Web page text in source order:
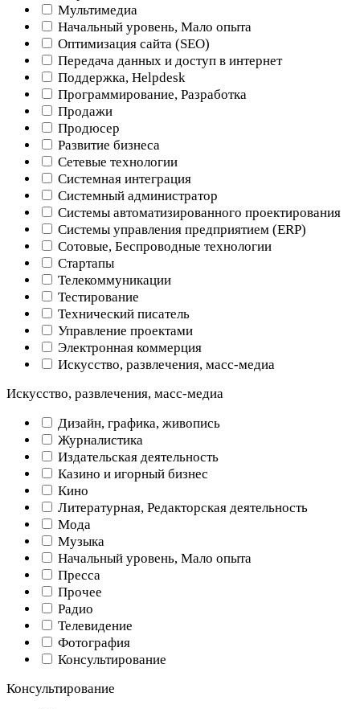
Мультимедиа
Начальный уровень, Мало опыта
Оптимизация сайта (SEO)
Передача данных и доступ в интернет
Поддержка, Helpdesk
Программирование, Разработка
Продажи
Продюсер
Развитие бизнеса
Сетевые технологии
Системная интеграция
Системный администратор
Системы автоматизированного проектирования
Системы управления предприятием (ERP)
Сотовые, Беспроводные технологии
Стартапы
Телекоммуникации
Тестирование
Технический писатель
Управление проектами
Электронная коммерция
Искусство, развлечения, масс-медиа
Искусство, развлечения, масс-медиа
Дизайн, графика, живопись
Журналистика
Издательская деятельность
Казино и игорный бизнес
Кино
Литературная, Редакторская деятельность
Мода
Музыка
Начальный уровень, Мало опыта
Пресса
Прочее
Радио
Телевидение
Фотография
Консультирование
Консультирование